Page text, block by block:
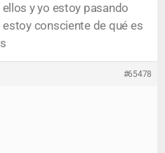
y yo estoy pasando
consciente de qué es
#65478